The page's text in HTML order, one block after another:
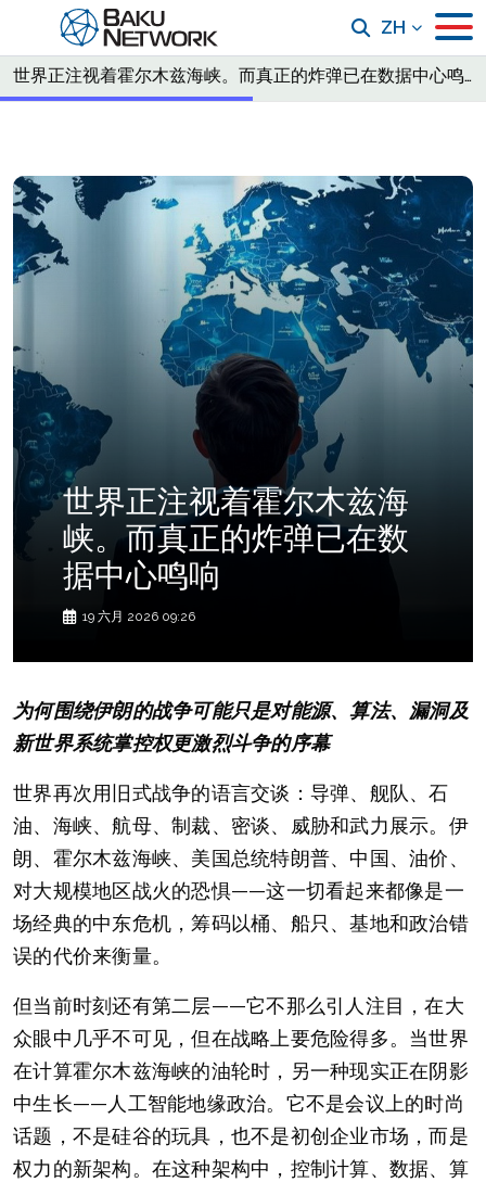
ZH
世界正注视着霍尔木兹海峡。而真正的炸弹已在数据中心鸣响
世界正注视着霍尔木兹海
峡。而真正的炸弹已在数
据中心鸣响
19 六月 2026 09:26
为何围绕伊朗的战争可能只是对能源、算法、漏洞及
新世界系统掌控权更激烈斗争的序幕
世界再次用旧式战争的语言交谈：导弹、舰队、石
油、海峡、航母、制裁、密谈、威胁和武力展示。伊
朗、霍尔木兹海峡、美国总统特朗普、中国、油价、
对大规模地区战火的恐惧——这一切看起来都像是一
场经典的中东危机，筹码以桶、船只、基地和政治错
误的代价来衡量。
但当前时刻还有第二层——它不那么引人注目，在大
众眼中几乎不可见，但在战略上要危险得多。当世界
在计算霍尔木兹海峡的油轮时，另一种现实正在阴影
中生长——人工智能地缘政治。它不是会议上的时尚
话题，不是硅谷的玩具，也不是初创企业市场，而是
权力的新架构。在这种架构中，控制计算、数据、算